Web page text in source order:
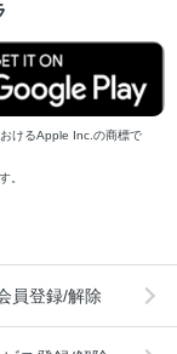
けるApple Inc.の商標で
。
員登録/解除